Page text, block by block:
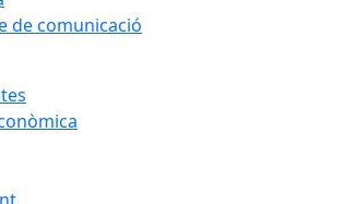
de comunicació